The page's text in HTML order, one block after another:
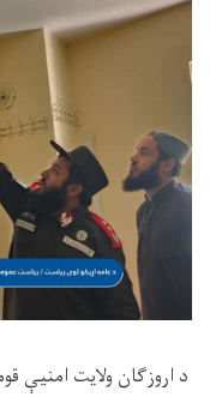
د اروزګان ولایت امنیې